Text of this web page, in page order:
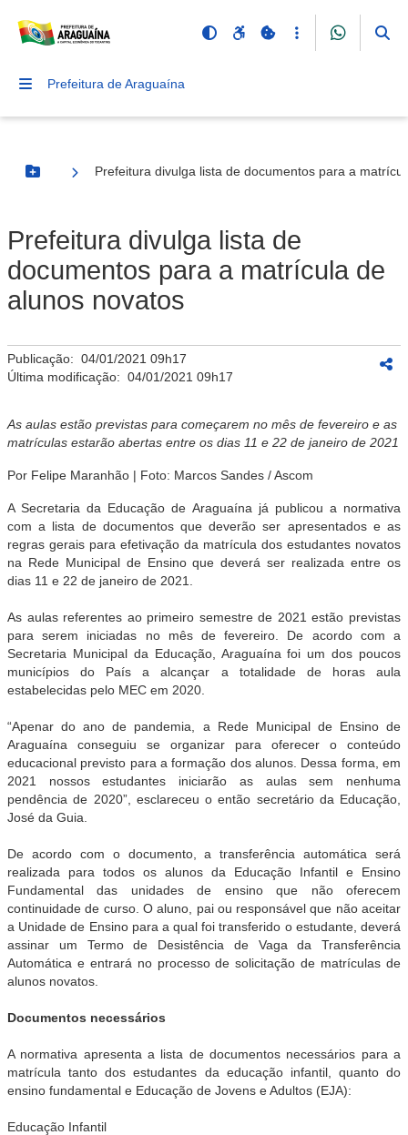
Prefeitura de Araguaína
Botão Menu
Prefeitura divulga lista de documentos para a
Prefeitura divulga lista de
documentos para a matrícula de
alunos novatos
Publicação: 04/01/2021 09h17
Última modificação: 04/01/2021 09h17
As aulas estão previstas para começarem no mês de fevereiro e as
matrículas estarão abertas entre os dias 11 e 22 de janeiro de 2021
Por Felipe Maranhão | Foto: Marcos Sandes / Ascom
A Secretaria da Educação de Araguaína já publicou a normativa
com a lista de documentos que deverão ser apresentados e as
regras gerais para efetivação da matrícula dos estudantes novatos
na Rede Municipal de Ensino que deverá ser realizada entre os
dias 11 e 22 de janeiro de 2021.
As aulas referentes ao primeiro semestre de 2021 estão previstas
para serem iniciadas no mês de fevereiro. De acordo com a
Secretaria Municipal da Educação, Araguaína foi um dos poucos
municípios do País a alcançar a totalidade de horas aula
estabelecidas pelo MEC em 2020.
“Apenar do ano de pandemia, a Rede Municipal de Ensino de
Araguaína conseguiu se organizar para oferecer o conteúdo
educacional previsto para a formação dos alunos. Dessa forma, em
2021 nossos estudantes iniciarão as aulas sem nenhuma
pendência de 2020”, esclareceu o então secretário da Educação,
José da Guia.
De acordo com o documento, a transferência automática será
realizada para todos os alunos da Educação Infantil e Ensino
Fundamental das unidades de ensino que não oferecem
continuidade de curso. O aluno, pai ou responsável que não aceitar
a Unidade de Ensino para a qual foi transferido o estudante, deverá
assinar um Termo de Desistência de Vaga da Transferência
Automática e entrará no processo de solicitação de matrículas de
alunos novatos.
Documentos necessários
A normativa apresenta a lista de documentos necessários para a
matrícula tanto dos estudantes da educação infantil, quanto do
ensino fundamental e Educação de Jovens e Adultos (EJA):
Educação Infantil